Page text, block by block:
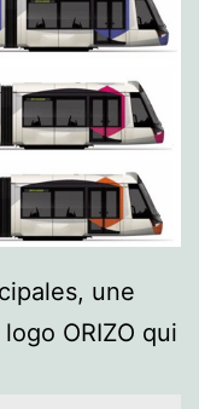
une
ORIZO qui